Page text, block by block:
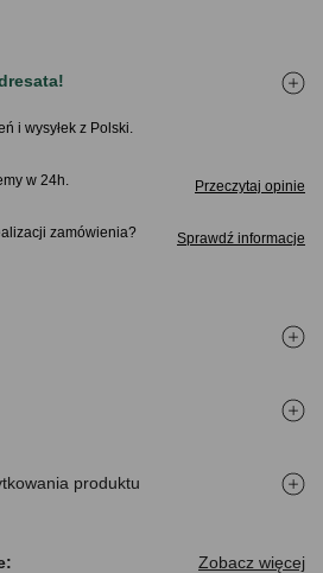
i wysyłek z Polski.
w 24h. Przeczytaj opinie
zamówienia Sprawdź informacje
produktu
Zobacz więcej